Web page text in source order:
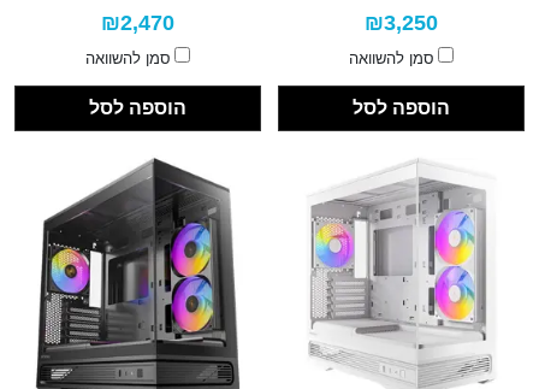
₪3,250
סמן להשוואה
הוספה לסל
₪2,470
סמן להשוואה
הוספה לסל